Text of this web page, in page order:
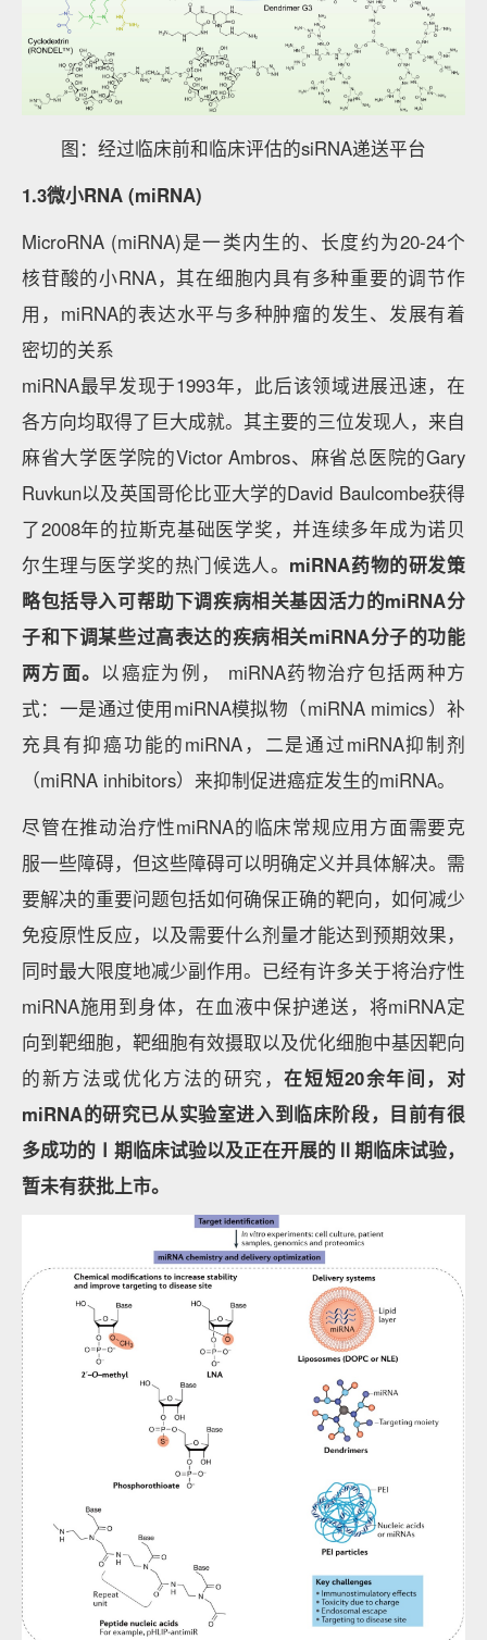
图：经过临床前和临床评估的siRNA递送平台
1.3微小RNA (miRNA)
MicroRNA (miRNA)是一类内生的、长度约为20-24个
核苷酸的小RNA，其在细胞内具有多种重要的调节作
用，miRNA的表达水平与多种肿瘤的发生、发展有着
密切的关系
miRNA最早发现于1993年，此后该领域进展迅速，在
各方向均取得了巨大成就。其主要的三位发现人，来自
麻省大学医学院的Victor Ambros、麻省总医院的Gary
Ruvkun以及英国哥伦比亚大学的David Baulcombe获得
了2008年的拉斯克基础医学奖，并连续多年成为诺贝
尔生理与医学奖的热门候选人。 miRNA药物的研发策
略包括导入可帮助下调疾病相关基因活力的miRNA分
子和下调某些过高表达的疾病相关miRNA分子的功能
两方面。 以癌症为例， miRNA药物治疗包括两种方
式：一是通过使用miRNA模拟物（miRNA mimics）补
充具有抑癌功能的miRNA，二是通过miRNA抑制剂
（miRNA inhibitors）来抑制促进癌症发生的miRNA。
尽管在推动治疗性miRNA的临床常规应用方面需要克
服一些障碍，但这些障碍可以明确定义并具体解决。需
要解决的重要问题包括如何确保正确的靶向，如何减少
免疫原性反应，以及需要什么剂量才能达到预期效果，
同时最大限度地减少副作用。已经有许多关于将治疗性
miRNA施用到身体，在血液中保护递送，将miRNA定
向到靶细胞，靶细胞有效摄取以及优化细胞中基因靶向
的新方法或优化方法的研究，在短短20余年间，对
miRNA的研究已从实验室进入到临床阶段，目前有很
多成功的Ⅰ期临床试验以及正在开展的Ⅱ期临床试验，
暂未有获批上市。